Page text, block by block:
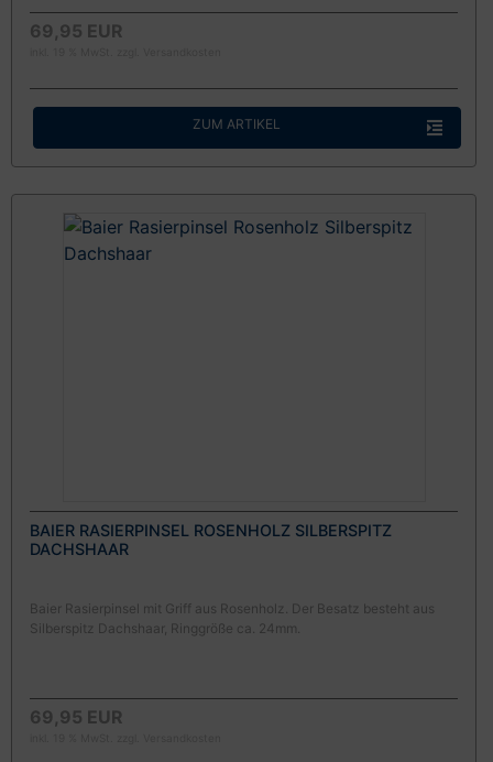
69,95 EUR
ZUM ARTIKEL
BAIER RASIERPINSEL ROSENHOLZ SILBERSPITZ
DACHSHAAR
Baier Rasierpinsel mit Griff aus Rosenholz. Der Besatz besteht aus
Silberspitz Dachshaar, Ringgröße ca. 24mm.
69,95 EUR